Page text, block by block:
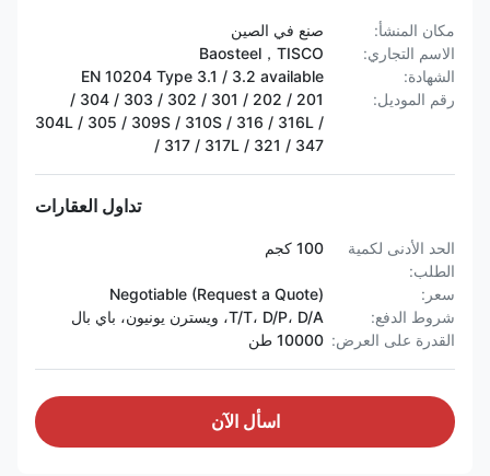
مكان المنشأ:
صنع في الصين
الاسم التجاري:
Baosteel，TISCO
الشهادة:
EN 10204 Type 3.1 / 3.2 available
رقم الموديل:
201 / 202 / 301 / 302 / 303 / 304 /
304L / 305 / 309S / 310S / 316 / 316L /
317 / 317L / 321 / 347 /
تداول العقارات
الحد الأدنى لكمية
الطلب:
100 كجم
سعر:
Negotiable (Request a Quote)
شروط الدفع:
T/T، D/P، D/A، ويسترن يونيون، باي بال
القدرة على العرض: 10000 طن
اسأل الآن